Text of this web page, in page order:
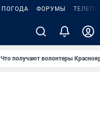
ПОГОДА ФОРУМЫ
Что получают волонтеры